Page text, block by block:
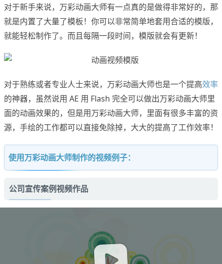
对于新手来说，万彩动画大师有一点真的是做得非常好的，那
就是内置了大量了模板！你可以非常简单地套用合适的模版，
就能轻松制作了。而且每隔一段时间，模版就会有更新！
对于熟练或者专业人士来说，万彩动画大师也是一个提高效率
的神器，虽然说用 AE 用 Flash 完全可以做出万彩动画大师里
面的动画效果的，但是用万彩动画大师，里面有很多丰富的资
源，手绘的工作都可以直接免除掉，大大的提高了工作效率！
使用万彩动画大师制作的视频例子：
公司宣传案例视频作品